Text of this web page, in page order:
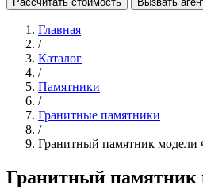
Главная
/
Каталог
/
Памятники
/
Гранитные памятники
/
Гранитный памятник модели
Гранитный памятник